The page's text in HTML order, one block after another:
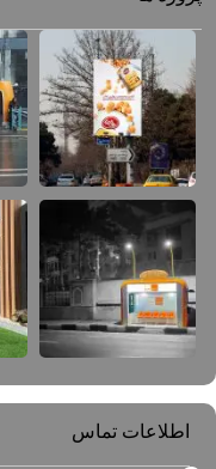
اطلاعات تماس